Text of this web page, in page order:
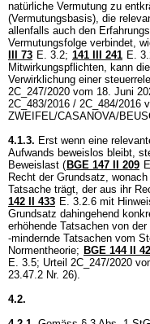
natürliche Vermutung zu
(Vermutungsbasis), die
allenfalls auch den
Vermutungsfolge verbindet,
III 73 E. 3.2; 141 III 241 E.
Mitwirkungspflichten, kann
Verwirklichung einer
2C_247/2020 vom 18. Juni
2C_483/2016 / 2C_484/2016
ZWEIFEL/CASANOVA/
4.1.3. Erst wenn eine
Aufwands beweislos bleibt,
Beweislast ( BGE 147 II 209
Recht der Grundsatz,
Tatsache trägt, der aus ihr
142 II 433 E. 3.2.6 mit
Grundsatz dahingehend
erhöhende Tatsachen von
-mindernde Tatsachen vom
Normentheorie; BGE 144 II
E. 3.5; Urteil 2C_247/2020
23.47.2 Nr. 26).
4.2.